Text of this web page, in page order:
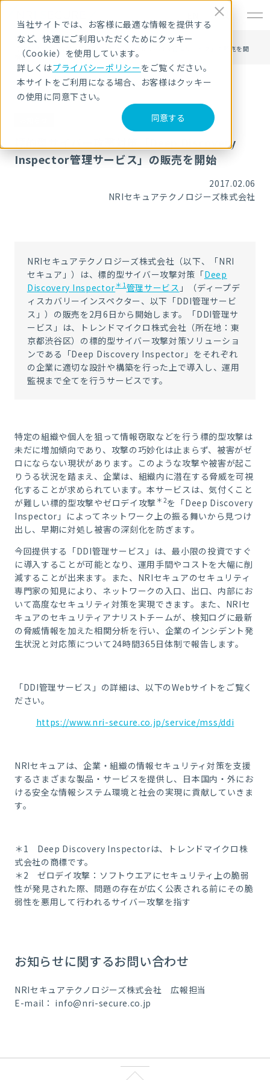
当社サイトでは、お客様に最適な情報を提供する
など、快適にご利用いただくためにクッキー
（Cookie）を使用しています。
詳しくはプライバシーポリシーをご覧ください。
本サイトをご利用になる場合、お客様はクッキー
の使用に同意下さい。
同意する
HOME
ニュース・トピックス
標的型サイバー攻撃対策「Deep Discovery Inspector管理サービス」の販売を開
標的型サイバー攻撃対策「Deep Discovery
Inspector管理サービス」の販売を開始
2017.02.06
NRIセキュアテクノロジーズ株式会社
NRIセキュアテクノロジーズ株式会社（以下、「NRI
セキュア」）は、標的型サイバー攻撃対策「Deep
Discovery Inspector＊1管理サービス 」（ディープデ
ィスカバリーインスペクター、以下「DDI管理サービ
ス」）の販売を2月6日から開始します。「DDI管理サ
ービス」は、トレンドマイクロ株式会社（所在地：東
京都渋谷区）の標的型サイバー攻撃対策ソリューショ
ンである「Deep Discovery Inspector」をそれぞれ
の企業に適切な設計や構築を行った上で導入し、運用
監視まで全てを行うサービスです。
特定の組織や個人を狙って情報窃取などを行う標的型攻撃は
未だに増加傾向であり、攻撃の巧妙化は止まらず、被害がゼ
ロにならない現状があります。このような攻撃や被害が起こ
りうる状況を踏まえ、企業は、組織内に潜在する脅威を可視
化することが求められています。本サービスは、気付くこと
が難しい標的型攻撃やゼロデイ攻撃 ＊2を「Deep Discovery
Inspector」によってネットワーク上の振る舞いから見つけ
出し、早期に対処し被害の深刻化を防ぎます。
今回提供する「DDI管理サービス」は、最小限の投資ですぐ
に導入することが可能となり、運用手間やコストを大幅に削
減することが出来ます。また、NRIセキュアのセキュリティ
専門家の知見により、ネットワークの入口、出口、内部にお
いて高度なセキュリティ対策を実現できます。また、NRIセ
キュアのセキュリティアナリストチームが、検知ログに最新
の脅威情報を加えた相関分析を行い、企業のインシデント発
生状況と対応策について24時間365日体制で報告します。
「DDI管理サービス」の詳細は、以下のWebサイトをご覧く
ださい。
https://www.nri-secure.co.jp/service/mss/ddi
NRIセキュアは、企業・組織の情報セキュリティ対策を支援
するさまざまな製品・サービスを提供し、日本国内・外にお
ける安全な情報システム環境と社会の実現に貢献していきま
す。
＊1 Deep Discovery Inspectorは、トレンドマイクロ株
式会社の商標です。
＊2 ゼロデイ攻撃：ソフトウエアにセキュリティ上の脆弱
性が発見された際、問題の存在が広く公表される前にその脆
弱性を悪用して行われるサイバー攻撃を指す
お知らせに関するお問い合わせ
NRIセキュアテクノロジーズ株式会社 広報担当
E-mail： info@nri-secure.co.jp